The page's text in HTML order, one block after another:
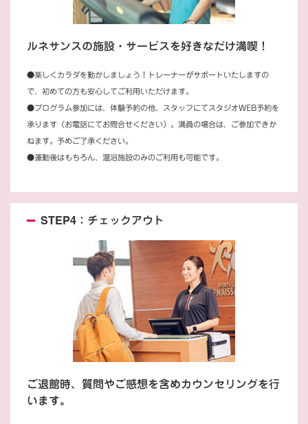
ルネサンスの施設・サービスを好きなだけ満喫！
●楽しくカラダを動かしましょう！トレーナーがサポートいたしますの
で、初めての方も安心してご利用いただけます。
●プログラム参加には、体験予約の他、スタッフにてスタジオWEB予約を
承ります（お電話にてお問合せください）。満員の場合は、ご参加できか
ねます。予めご了承ください。
●運動後はもちろん、温浴施設のみのご利用も可能です。
STEP4：チェックアウト
ご退館時、質問やご感想を含めカウンセリングを行
います。